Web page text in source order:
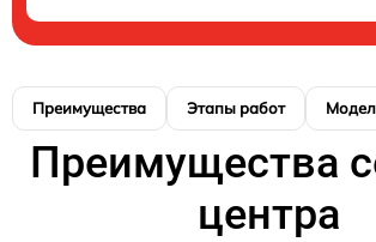
Преимущества Этапы работ
Преимущества
центра